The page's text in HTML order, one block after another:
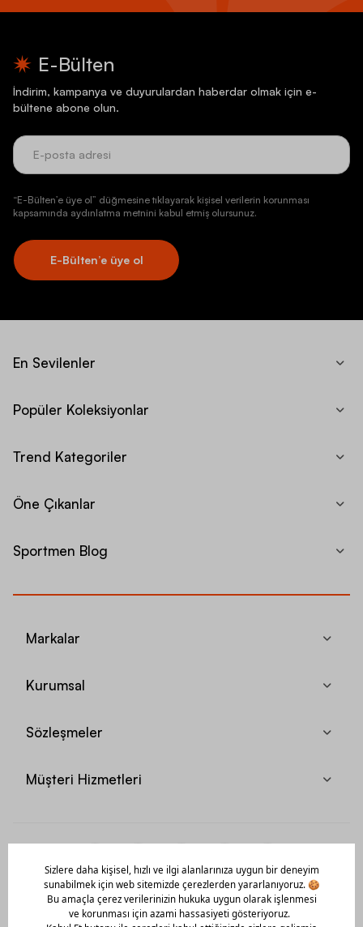
E-Bülten
İndirim, kampanya ve duyurulardan haberdar olmak için e-
bültene abone olun.
“E-Bülten’e üye ol” düğmesine tıklayarak kişisel verilerin korunması
kapsamında aydınlatma metnini kabul etmiş olursunuz.
E-Bülten’e üye ol
En Sevilenler
Popüler Koleksiyonlar
Trend Kategoriler
Öne Çıkanlar
Sportmen Blog
Markalar
Kurumsal
Sözleşmeler
Müşteri Hizmetleri
Mobil Uygulamamızı Hemen İndir!